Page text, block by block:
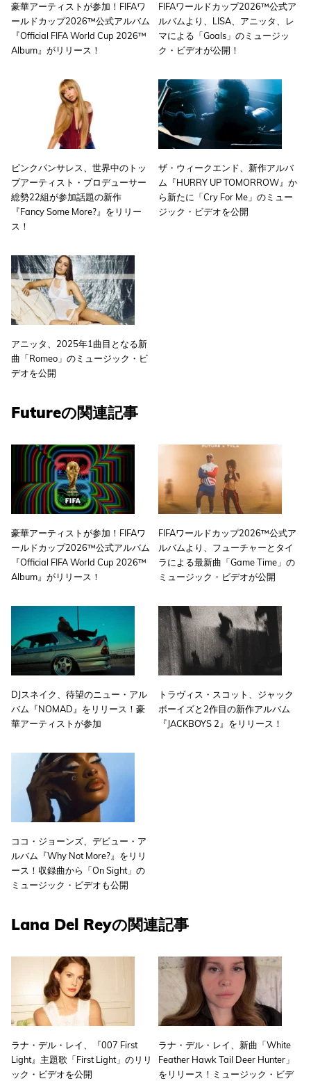
豪華アーティストが参加！FIFAワ
ールドカップ2026™公式アルバム
『Official FIFA World Cup 2026™
Album』がリリース！
FIFAワールドカップ2026™公式ア
ルバムより、LISA、アニッタ、レ
マによる「Goals」のミュージッ
ク・ビデオが公開！
ピンクパンサレス、世界中のトッ
プアーティスト・プロデューサー
総勢22組が参加話題の新作
『Fancy Some More?』をリリー
ス！
ザ・ウィークエンド、新作アルバ
ム『HURRY UP TOMORROW』か
ら新たに「Cry For Me」のミュー
ジック・ビデオを公開
アニッタ、2025年1曲目となる新
曲「Romeo」のミュージック・ビ
デオを公開
Futureの関連記事
豪華アーティストが参加！FIFAワ
ールドカップ2026™公式アルバム
『Official FIFA World Cup 2026™
Album』がリリース！
FIFAワールドカップ2026™公式ア
ルバムより、フューチャーとタイ
ラによる最新曲「Game Time」の
ミュージック・ビデオが公開
DJスネイク、待望のニュー・アル
バム『NOMAD』をリリース！豪
華アーティストが参加
トラヴィス・スコット、ジャック
ボーイズと2作目の新作アルバム
『JACKBOYS 2』をリリース！
ココ・ジョーンズ、デビュー・ア
ルバム『Why Not More?』をリリ
ース！収録曲から「On Sight」の
ミュージック・ビデオも公開
Lana Del Reyの関連記事
ラナ・デル・レイ、『007 First
Light』主題歌「First Light」のリリ
ック・ビデオを公開
ラナ・デル・レイ、新曲「White
Feather Hawk Tail Deer Hunter」
をリリース！ミュージック・ビデ